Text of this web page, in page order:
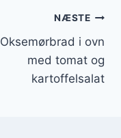
NÆSTE
Oksemørbrad i ovn
med tomat og
kartoffelsalat